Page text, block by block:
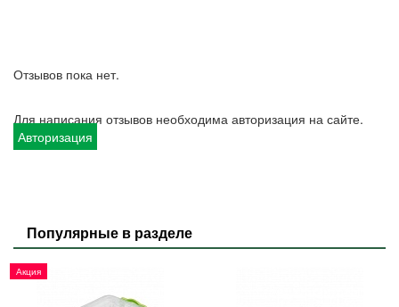
Отзывов пока нет.
Для написания отзывов необходима авторизация на сайте.
Авторизация
Популярные в разделе
Акция